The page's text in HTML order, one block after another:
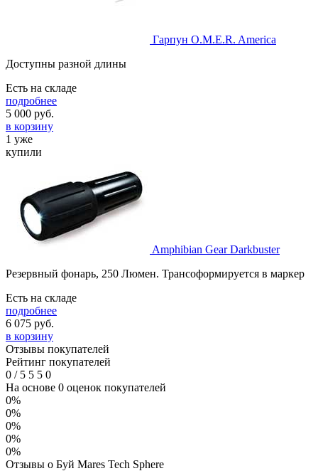
Гарпун O.M.E.R. America
Доступны разной длины
Есть на складе
подробнее
5 000 руб.
в корзину
1 уже
купили
Amphibian Gear Darkbuster
Резервный фонарь, 250 Люмен. Трансоформируется в маркер
Есть на складе
подробнее
6 075 руб.
в корзину
Отзывы покупателей
Рейтинг покупателей
0 /5 5 5 0
На основе 0 оценок покупателей
0%
0%
0%
0%
0%
Отзывы о Буй Mares Tech Sphere